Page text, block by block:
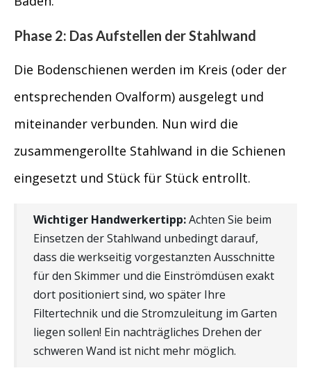
Phase 2: Das Aufstellen der Stahlwand
Die Bodenschienen werden im Kreis (oder der
entsprechenden Ovalform) ausgelegt und
miteinander verbunden. Nun wird die
zusammengerollte Stahlwand in die Schienen
eingesetzt und Stück für Stück entrollt.
Wichtiger Handwerkertipp:Achten Sie beim
Einsetzen der Stahlwand unbedingt darauf,
dass die werkseitig vorgestanzten Ausschnitte
für den Skimmer und die Einströmdüsen exakt
dort positioniert sind, wo später Ihre
Filtertechnik und die Stromzuleitung im Garten
liegen sollen! Ein nachträgliches Drehen der
schweren Wand ist nicht mehr möglich.